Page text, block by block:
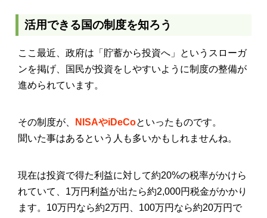
活用できる国の制度を知ろう
ここ最近、政府は「貯蓄から投資へ」というスローガ
ンを掲げ、国民が投資をしやすいように制度の整備が
進められています。
その制度が、 NISAやiDeCoといったものです。
聞いた事はあるという人も多いかもしれませんね。
現在は投資で得た利益に対して約20%の税率がかけら
れていて、1万円利益が出たら約2,000円税金がかかり
ます。10万円なら約2万円、100万円なら約20万円で